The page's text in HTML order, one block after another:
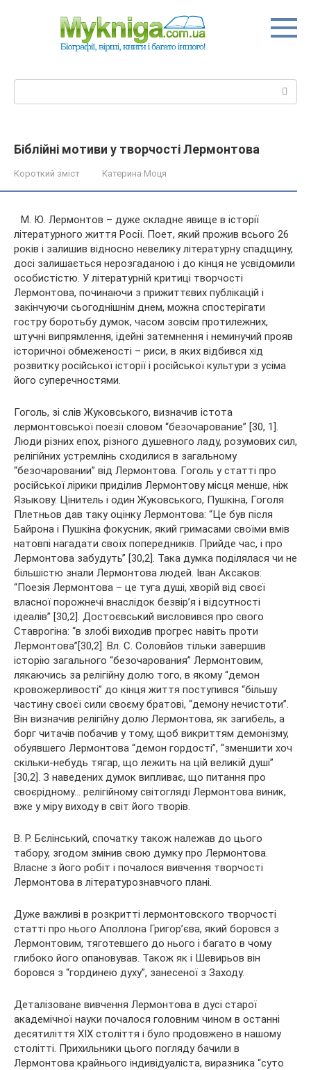
Біблійні мотиви у творчості Лермонтова
Короткий зміст Катерина Моця
М. Ю. Лермонтов – дуже складне явище в історії
літературного життя Росії. Поет, який прожив всього 26
років і залишив відносно невелику літературну спадщину,
досі залишається нерозгаданою і до кінця не усвідомили
особистістю. У літературній критиці творчості
Лермонтова, починаючи з прижиттєвих публікацій і
закінчуючи сьогоднішнім днем, можна спостерігати
гостру боротьбу думок, часом зовсім протилежних,
штучні випрямлення, ідейні затемнення і неминучий прояв
історичної обмеженості – риси, в яких відбився хід
розвитку російської історії і російської культури з усіма
його суперечностями.
Гоголь, зі слів Жуковського, визначив істота
лермонтовської поезії словом “безочарование” [30, 1].
Люди різних епох, різного душевного ладу, розумових сил,
релігійних устремлінь сходилися в загальному
“безочаровании” від Лермонтова. Гоголь у статті про
російської лірики приділив Лермонтову місця менше, ніж
Языкову. Цінитель і один Жуковського, Пушкіна, Гоголя
Плетньов дав таку оцінку Лермонтова: “Це був після
Байрона і Пушкіна фокусник, який гримасами своїми вмів
натовпі нагадати своїх попередників. Прийде час, і про
Лермонтова забудуть” [30,2]. Така думка поділялася чи не
більшістю знали Лермонтова людей. Іван Аксаков:
“Поезія Лермонтова – це туга душі, хворій від своєї
власної порожнечі внаслідок безвір’я і відсутності
ідеалів” [30,2]. Достоєвський висловився про свого
Ставрогіна: “в злобі виходив прогрес навіть проти
Лермонтова”[30,2]. Вл. С. Соловйов тільки завершив
історію загального “безочарования” Лермонтовим,
лякаючись за релігійну долю того, в якому “демон
кровожерливості” до кінця життя поступився “більшу
частину своєї сили своєму братові, “демону нечистоти”.
Він визначив релігійну долю Лермонтова, як загибель, а
борг читачів побачив у тому, щоб викриттям демонізму,
обуявшего Лермонтова “демон гордості”, “зменшити хоч
скільки-небудь тягар, що лежить на цій великій душі”
[30,2]. З наведених думок випливає, що питання про
своєрідному… релігійному світогляді Лермонтова виник,
вже у міру виходу в світ його творів.
В. Р. Бєлінський, спочатку також належав до цього
табору, згодом змінив свою думку про Лермонтова.
Власне з його робіт і почалося вивчення творчості
Лермонтова в літературознавчого плані.
Дуже важливі в розкритті лермонтовского творчості
статті про нього Аполлона Григор’єва, який боровся з
Лермонтовим, тяготевшего до нього і багато в чому
глибоко його опановував. Також як і Шевирьов він
боровся з “гординею духу”, занесеної з Заходу.
Деталізоване вивчення Лермонтова в дусі старої
академічної науки почалося головним чином в останні
десятиліття ХІХ століття і було продовжено в нашому
столітті. Прихильники цього погляду бачили в
Лермонтова крайнього індивідуаліста, виразника “суто